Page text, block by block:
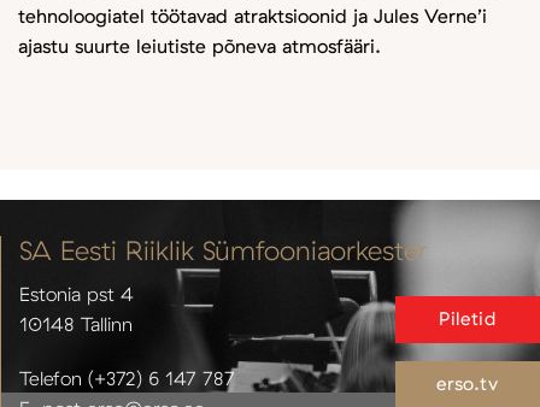
tehnoloogiatel töötavad atraktsioonid ja Jules Verne’i
ajastu suurte leiutiste põneva atmosfääri.
SA Eesti Riiklik Sümfooniaorkester
Estonia pst 4
10148 Tallinn
Telefon (+372) 6 147 787
Piletid
erso.tv